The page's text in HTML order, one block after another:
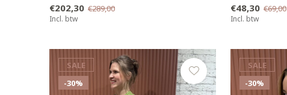
€202,30 €289,00
Incl. btw
€48,30 €69,00
Incl. btw
SALE
-30%
SALE
-30%